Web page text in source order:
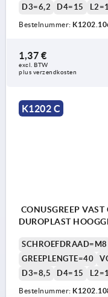
D3=6,2
D4=15
Bestelnummer:
1,37 €
excl. BTW
plus verzendkosten
K1202 C
CONUSGREEP
DUROPLAST
SCHROEFDRAAD=M8
GREEPLENGTE=40
D3=8,5
D4=15
Bestelnummer: